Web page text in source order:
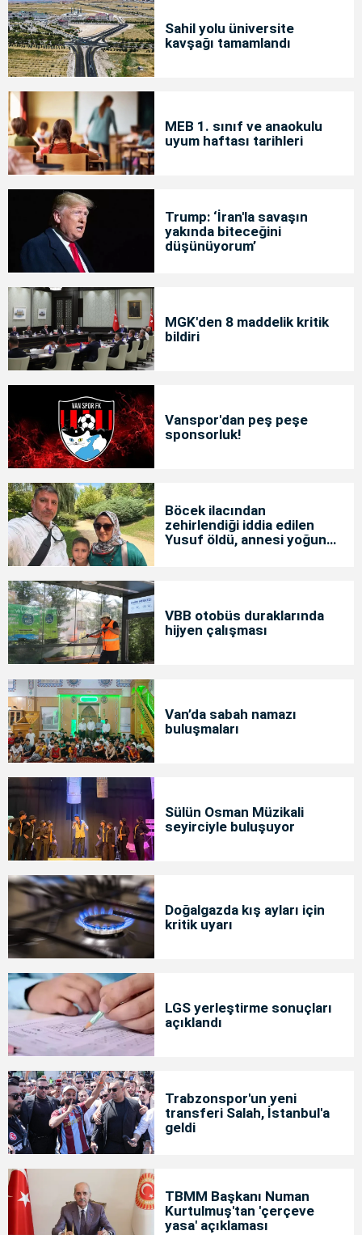
Sahil yolu üniversite
kavşağı tamamlandı
MEB 1. sınıf ve anaokulu
uyum haftası tarihleri
Trump: ‘İran'la savaşın
yakında biteceğini
düşünüyorum’
MGK'den 8 maddelik kritik
bildiri
Vanspor'dan peş peşe
sponsorluk!
Böcek ilacından
zehirlendiği iddia edilen
Yusuf öldü, annesi yoğun
VBB otobüs duraklarında
hijyen çalışması
Van’da sabah namazı
buluşmaları
Sülün Osman Müzikali
seyirciyle buluşuyor
Doğalgazda kış ayları için
kritik uyarı
LGS yerleştirme sonuçları
açıklandı
Trabzonspor'un yeni
transferi Salah, İstanbul'a
geldi
TBMM Başkanı Numan
Kurtulmuş'tan 'çerçeve
yasa' açıklaması